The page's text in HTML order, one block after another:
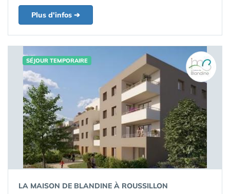
Plus d'infos ➔
SÉJOUR TEMPORAIRE
LA MAISON DE BLANDINE À ROUSSILLON